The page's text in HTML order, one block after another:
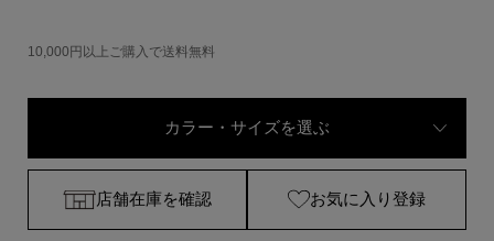
10,000円以上ご購入で送料無料
カラー・サイズを選ぶ
店舗在庫を確認 お気に入り登録